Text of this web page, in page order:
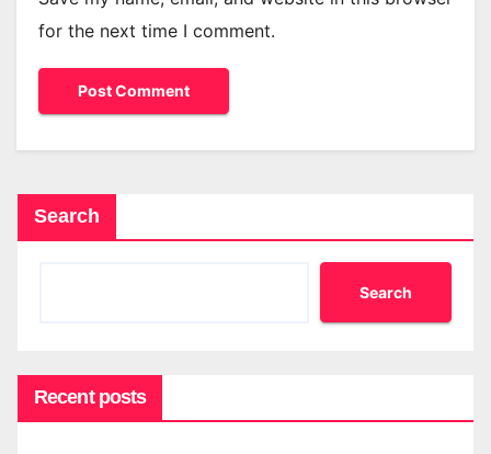
for the next time I comment.
Search
Search
Recent posts